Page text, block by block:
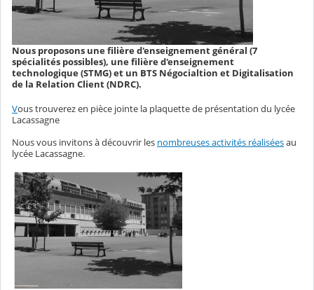
Nous proposons une filière d'enseignement général (7
spécialités possibles), une filière d'enseignement
technologique (STMG) et un BTS Négocialtion et Digitalisation
de la Relation Client (NDRC).
Vous trouverez en pièce jointe la plaquette de présentation du lycée
Lacassagne
Nous vous invitons à découvrir les nombreuses activités réaliséesau
lycée Lacassagne.